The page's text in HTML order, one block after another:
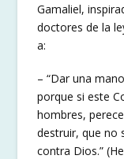
Gamaliel,
doctores de la
a:
– “Dar una
porque si este
hombres,
destruir, que no
contra Dios.”